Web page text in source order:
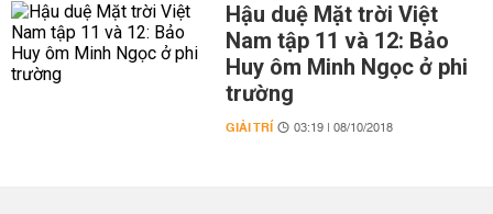
Hậu duệ Mặt trời Việt
Nam tập 11 và 12: Bảo
Huy ôm Minh Ngọc ở phi
trường
GIẢI TRÍ 03:19 | 08/10/2018